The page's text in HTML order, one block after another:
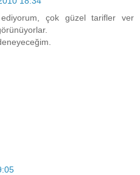
çok güzel tarifler ver